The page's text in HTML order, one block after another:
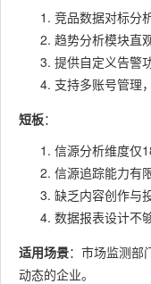
竞品数据对标分
趋势分析模块直
提供自定义告警
支持多账号管理
短板：
信源分析维度仅
信源追踪能力有
缺乏内容创作与
数据报表设计不
适用场景：市场监测部
动态的企业。